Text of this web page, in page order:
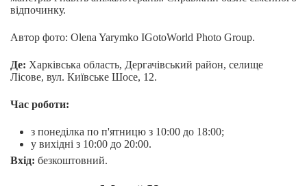
відпочинку.
Автор фото: Olena Yarymko IGotoWorld Photo Group.
Де: Харківська область, Дергачівський район, селище
Лісове, вул. Київське Шосе, 12.
Час роботи:
з понеділка по п'ятницю з 10:00 до 18:00;
у вихідні з 10:00 до 20:00.
Вхід: безкоштовний.